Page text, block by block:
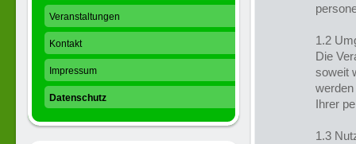
1.2
Die
soweit
Ihrer
1.3
Veranstaltungen
Kontakt
Impressum
Datenschutz